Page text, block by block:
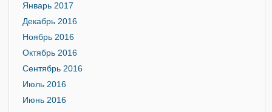
Январь 2017
Декабрь 2016
Ноябрь 2016
Октябрь 2016
Сентябрь 2016
Июль 2016
Июнь 2016